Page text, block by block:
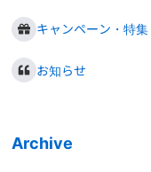
キャンペーン・特集
お知らせ
Archive